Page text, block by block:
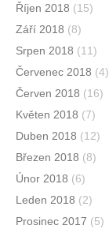
Říjen 2018 (15)
Září 2018 (8)
Srpen 2018 (11)
Červenec 2018 (4)
Červen 2018 (16)
Květen 2018 (7)
Duben 2018 (12)
Březen 2018 (8)
Únor 2018 (6)
Leden 2018 (2)
Prosinec 2017 (5)